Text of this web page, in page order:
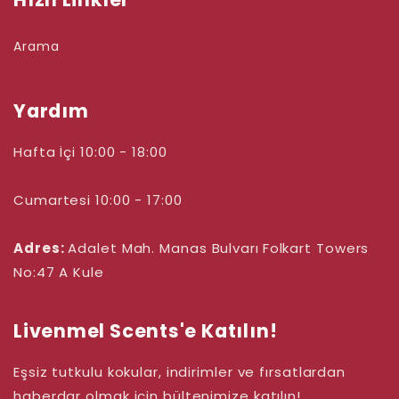
Arama
Yardım
Hafta İçi 10:00 - 18:00
Cumartesi 10:00 - 17:00
Adres:Adalet Mah. Manas Bulvarı Folkart Towers
No:47 A Kule
Livenmel Scents'e Katılın!
Eşsiz tutkulu kokular, indirimler ve fırsatlardan